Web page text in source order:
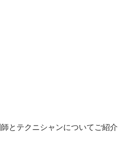
とテクニシャンについてご紹介